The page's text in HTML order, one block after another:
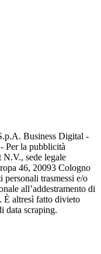
Business Digital -
Per la pubblicità
sede legale
46, 20093 Cologno
personali trasmessi e/o
all’addestramento di
È altresì fatto divieto
data scraping.